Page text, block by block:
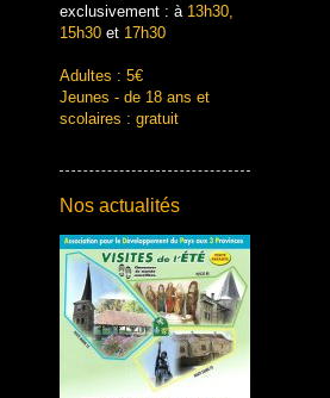
exclusivement : à 13h30,
15h30 et 17h30
Adultes : 5€
Jeunes - de 18 ans et
scolaires : gratuit
Nos actualités